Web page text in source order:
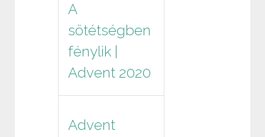
A
sötétségben
fénylik |
Advent 2020
Advent